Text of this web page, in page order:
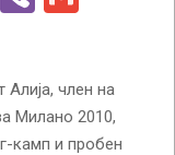
член на
Милано 2010,
камп и пробен